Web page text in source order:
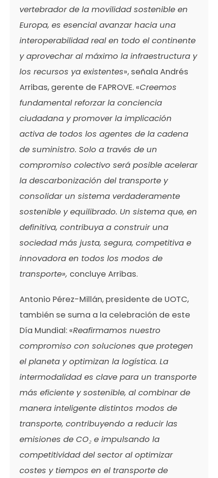
vertebrador de la movilidad sostenible en
Europa, es esencial avanzar hacia una
interoperabilidad real en todo el continente
y aprovechar al máximo la infraestructura y
los recursos ya existentes», señala Andrés
Arribas, gerente de FAPROVE. «Creemos
fundamental reforzar la conciencia
ciudadana y promover la implicación
activa de todos los agentes de la cadena
de suministro. Solo a través de un
compromiso colectivo será posible acelerar
la descarbonización del transporte y
consolidar un sistema verdaderamente
sostenible y equilibrado. Un sistema que, en
definitiva, contribuya a construir una
sociedad más justa, segura, competitiva e
innovadora en todos los modos de
transporte», concluye Arribas.
Antonio Pérez-Millán, presidente de UOTC,
también se suma a la celebración de este
Día Mundial: «Reafirmamos nuestro
compromiso con soluciones que protegen
el planeta y optimizan la logística. La
intermodalidad es clave para un transporte
más eficiente y sostenible, al combinar de
manera inteligente distintos modos de
transporte, contribuyendo a reducir las
emisiones de CO₂ e impulsando la
competitividad del sector al optimizar
costes y tiempos en el transporte de